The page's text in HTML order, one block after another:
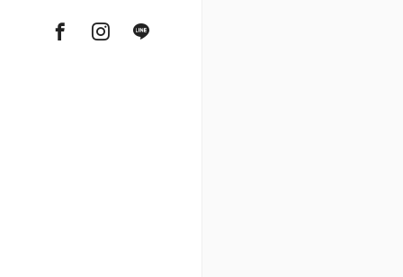
FacebookInstagram